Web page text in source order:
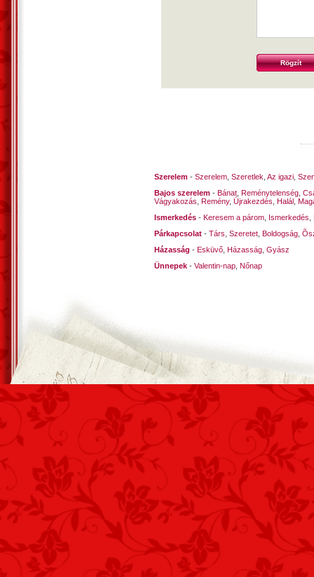
Szerelem - Szerelem Szeretlek Az igazi
Bajos szerelem - Bánat Reménytelenség
Vágyakozás Remény, Újrakezdés Halál
Ismerkedés - Keresem a párom Ismerkedés
Párkapcsolat - Társ Szeretet Boldogság
Házasság - Esküvő Házasság Gyász
Ünnepek - Valentin-nap Nőnap